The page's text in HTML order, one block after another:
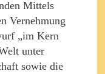
Mittels
Vernehmung
„im Kern
unter
sowie die